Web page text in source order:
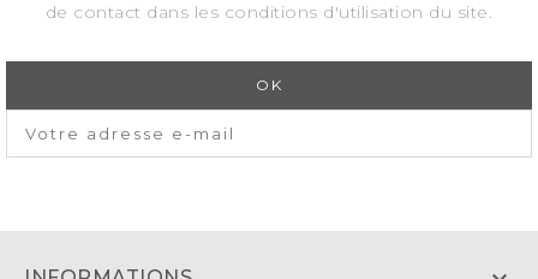
de contact dans les conditions d'utilisation du site.